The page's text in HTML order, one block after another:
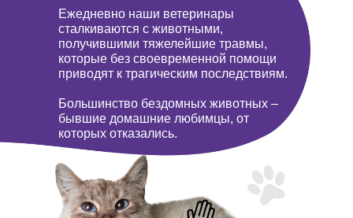
Ежедневно наши ветеринары
сталкиваются с животными,
получившими тяжелейшие травмы,
которые без своевременной помощи
приводят к трагическим последствиям.
Большинство бездомных животных –
бывшие домашние любимцы, от
которых отказались.